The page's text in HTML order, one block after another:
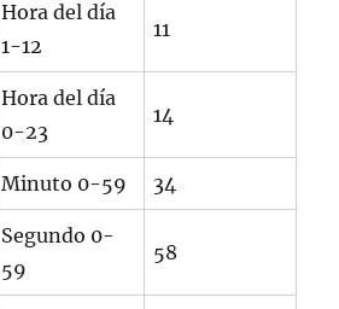
Hora del día
1-12
11
Hora del día
0-23
14
Minuto 0-59 34
Segundo 0-
59
58